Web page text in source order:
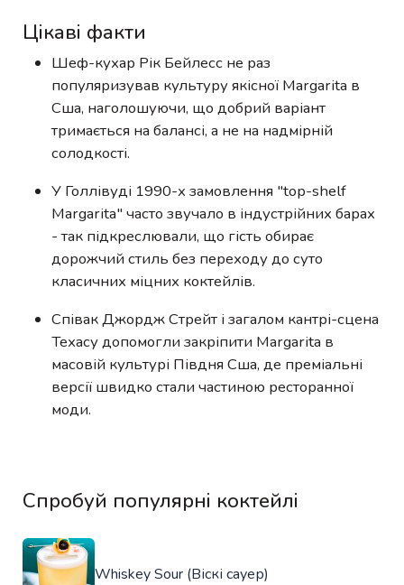
Цікаві факти
Шеф-кухар Рік Бейлесс не раз
популяризував культуру якісної Margarita в
Сша, наголошуючи, що добрий варіант
тримається на балансі, а не на надмірній
солодкості.
У Голлівуді 1990-х замовлення "top-shelf
Margarita" часто звучало в індустрійних барах
- так підкреслювали, що гість обирає
дорожчий стиль без переходу до суто
класичних міцних коктейлів.
Співак Джордж Стрейт і загалом кантрі-сцена
Техасу допомогли закріпити Margarita в
масовій культурі Півдня Сша, де преміальні
версії швидко стали частиною ресторанної
моди.
Спробуй популярні коктейлі
Whiskey Sour (Віскі сауер)